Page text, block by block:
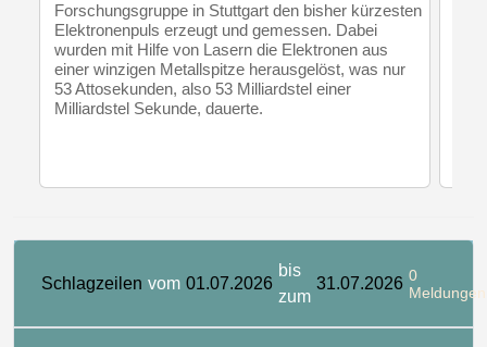
Forschungsgruppe in Stuttgart den bisher kürzesten
Elektronenpuls erzeugt und gemessen. Dabei
wurden mit Hilfe von Lasern die Elektronen aus
einer winzigen Metallspitze herausgelöst, was nur
53 Attosekunden, also 53 Milliardstel einer
Milliardstel Sekunde, dauerte.
Schlagzeilen vom 01.07.2026
bis
zum
31.07.2026 0
Meldungen